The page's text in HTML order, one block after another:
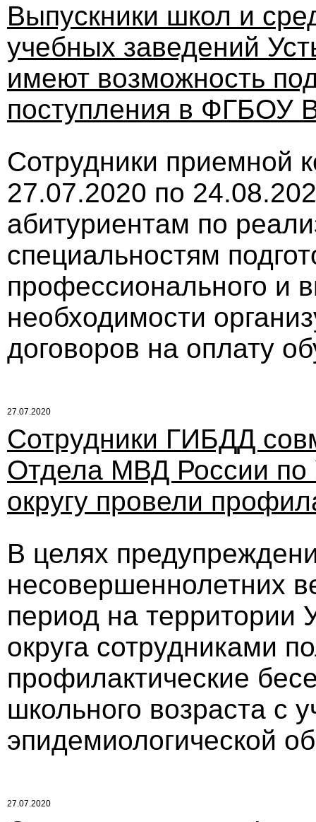
Выпускники школ и
учебных заведений
имеют возможность
поступления в ФГБОУ
Сотрудники приемной
27.07.2020 по
абитуриентам по
специальностям
профессионального и
необходимости
договоров на оплату
27.07.2020
Сотрудники ГИБДД
Отдела МВД России по
округу провели
В целях
несовершеннолетних
период на территории
округа сотрудниками
профилактические
школьного возраста с
эпидемиологической
27.07.2020